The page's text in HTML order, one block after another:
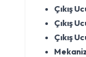
Çıkış
Çıkış
Çıkış